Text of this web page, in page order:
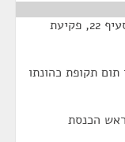
לא. כל חבר זה באופן נפרד. אני עוברת לסעיף 22, פקיעת
תקופת כהונתו